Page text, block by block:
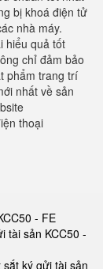
bị khoá điện tử
nhà máy.
hiểu quả tốt
chỉ đảm bảo
phẩm trang trí
nhất về sản
thoại
- FE
tài sản KCC50 -
ký gửi tài sản